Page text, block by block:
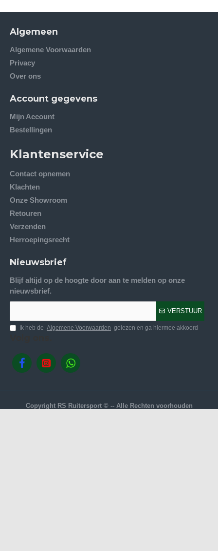
Algemeen
Algemene Voorwaarden
Privacy
Over ons
Account gegevens
Mijn Account
Bestellingen
Klantenservice
Contact opnemen
Klachten
Onze Showroom
Retouren
Verzenden
Herroepingsrecht
Nieuwsbrief
Blijf altijd op de hoogte door aan te melden op onze
nieuwsbrief.
VERSTUUR
Ik heb de Algemene Voorwaarden gelezen en ga hiermee akkoord
Copyright RS Ruitersport © -- Alle Rechten voorhouden